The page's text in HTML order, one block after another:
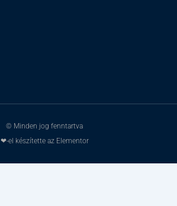
© Minden jog fenntartva
❤-el készítette az Elementor